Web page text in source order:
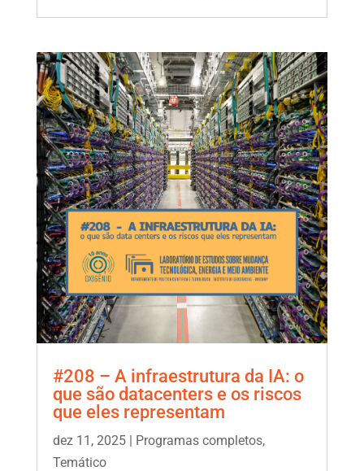
#208 – A infraestrutura da IA: o
que são datacenters e os riscos
que eles representam
dez 11, 2025| Programas completos,
Temático